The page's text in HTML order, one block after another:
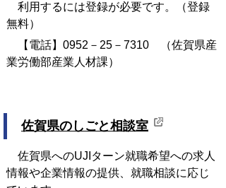
利用するには登録が必要です。（登録
無料）
【電話】0952－25－7310 （佐賀県産
業労働部産業人材課）
佐賀県のしごと相談室
佐賀県へのUJIターン就職希望への求人
情報や企業情報の提供、就職相談に応じ